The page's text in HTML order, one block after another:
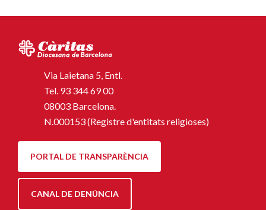
Via Laietana 5, Entl.
Tel. 93 344 69 00
08003 Barcelona.
N.000153 (Registre d'entitats religioses)
PORTAL DE TRANSPARÈNCIA
CANAL DE DENÚNCIA